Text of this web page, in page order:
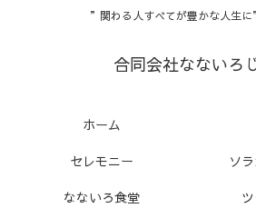
”関わる人すべてが豊かな人生
合同会社なないろ
ホーム
セレモニー
ソ
なないろ食堂